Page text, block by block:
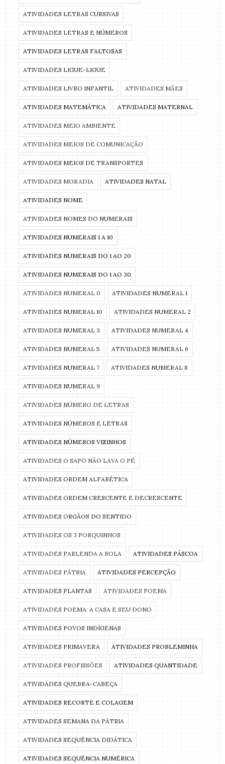
ATIVIDADES LETRAS CURSIVAS
ATIVIDADES LETRAS E NÚMEROS
ATIVIDADES LETRAS FALTOSAS
ATIVIDADES LIGUE-LIGUE
ATIVIDADES LIVRO INFANTIL ATIVIDADES MÃES
ATIVIDADES MATEMÁTICA ATIVIDADES MATERNAL
ATIVIDADES MEIO AMBIENTE
ATIVIDADES MEIOS DE COMUNICAÇÃO
ATIVIDADES MEIOS DE TRANSPORTES
ATIVIDADES MORADIA ATIVIDADES NATAL
ATIVIDADES NOME
ATIVIDADES NOMES DO NUMERAIS
ATIVIDADES NUMERAIS 1 A 10
ATIVIDADES NUMERAIS DO 1 AO 20
ATIVIDADES NUMERAIS DO 1 AO 30
ATIVIDADES NUMERAL 0 ATIVIDADES NUMERAL 1
ATIVIDADES NUMERAL 10 ATIVIDADES NUMERAL 2
ATIVIDADES NUMERAL 3 ATIVIDADES NUMERAL 4
ATIVIDADES NUMERAL 5 ATIVIDADES NUMERAL 6
ATIVIDADES NUMERAL 7 ATIVIDADES NUMERAL 8
ATIVIDADES NUMERAL 9
ATIVIDADES NÚMERO DE LETRAS
ATIVIDADES NÚMEROS E LETRAS
ATIVIDADES NÚMEROS VIZINHOS
ATIVIDADES O SAPO NÃO LAVA O PÉ
ATIVIDADES ORDEM ALFABÉTICA
ATIVIDADES ORDEM CRESCENTE E DECRESCENTE
ATIVIDADES ORGÃOS DO SENTIDO
ATIVIDADES OS 3 PORQUINHOS
ATIVIDADES PARLENDA A BOLA ATIVIDADES PÁSCOA
ATIVIDADES PÁTRIA ATIVIDADES PERCEPÇÃO
ATIVIDADES PLANTAS ATIVIDADES POEMA
ATIVIDADES POEMA: A CASA E SEU DONO
ATIVIDADES POVOS INDÍGENAS
ATIVIDADES PRIMAVERA ATIVIDADES PROBLEMINHA
ATIVIDADES PROFISSÕES ATIVIDADES QUANTIDADE
ATIVIDADES QUEBRA-CABEÇA
ATIVIDADES RECORTE E COLAGEM
ATIVIDADES SEMANA DA PÁTRIA
ATIVIDADES SEQUÊNCIA DIDÁTICA
ATIVIDADES SEQUÊNCIA NUMÉRICA